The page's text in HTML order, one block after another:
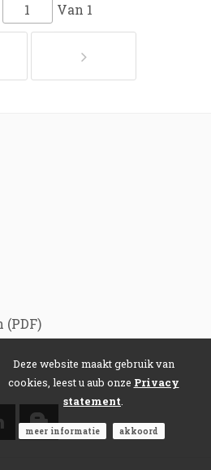
Van 1
Deze website maakt gebruik van
cookies, leest u aub onze Privacy
statement
meer informatie akkoord